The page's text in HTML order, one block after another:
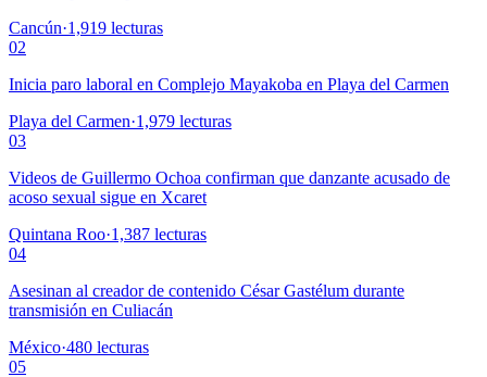
Cancún·1,919 lecturas
02
Inicia paro laboral en Complejo Mayakoba en Playa del Carmen
Playa del Carmen·1,979 lecturas
03
Videos de Guillermo Ochoa confirman que danzante acusado de
acoso sexual sigue en Xcaret
Quintana Roo·1,387 lecturas
04
Asesinan al creador de contenido César Gastélum durante
transmisión en Culiacán
México·480 lecturas
05